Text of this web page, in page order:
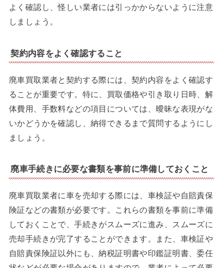
よく確認し、怪しい業者には引っかからないように注意
しましょう。
契約内容をよく確認すること
廃車買取業者と契約する際には、契約内容をよく確認す
ることが重要です。特に、買取価格や引き取り日時、解
体費用、手数料などの項目については、曖昧な表現がな
いかどうかを確認し、納得できるまで質問するようにし
ましょう。
廃車手続きに必要な書類を事前に準備しておくこと
廃車買取業者に車を売却する際には、車検証や自賠責保
険証などの書類が必要です。これらの書類を事前に準備
しておくことで、手続きがスムーズに進み、スムーズに
売却手続きが完了することができます。また、車検証や
自賠責保険証以外にも、納税証明書や印鑑証明書、委任